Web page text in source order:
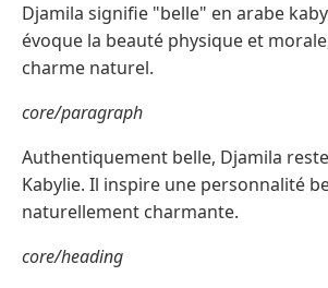
Djamila signifie "belle" en arabe
évoque la beauté physique et
charme naturel.
core/paragraph
Authentiquement belle, Djamila
Kabylie. Il inspire une personnalité
naturellement charmante.
core/heading